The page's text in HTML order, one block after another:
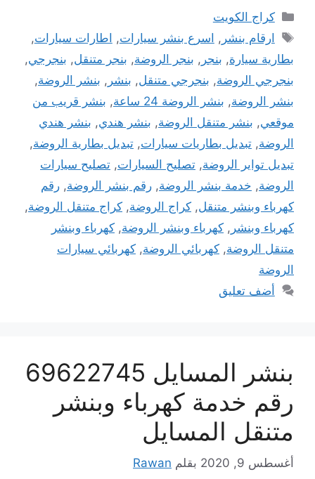
التصنيفات
كراج الكويت
الوسوم
ارقام بنشر , اسرع بنشر سيارات, اطارات سيارات,
بطارية سيارة, بنجر , بنجر الروضة, بنجر متنقل, بنجرجي,
بنجرجي الروضة, بنجرجي متنقل, بنشر , بنشر الروضة,
بنشر الروضة, بنشر الروضة 24 ساعة , بنشر قريب من
موقعي, بنشر متنقل الروضة, بنشر هندي, بنشر هندي
الروضة, تبديل بطاريات سيارات, تبديل بطارية الروضة,
تبديل تواير الروضة, تصليح السيارات, تصليح سيارات
الروضة, خدمة بنشر الروضة, رقم بنشر الروضة, رقم
كهرباء وبنشر متنقل, كراج الروضة, كراج متنقل الروضة,
كهرباء وبنشر , كهرباء وبنشر الروضة, كهرباء وبنشر
متنقل الروضة, كهربائي الروضة, كهربائي سيارات
الروضة
أضف تعليق
بنشر المسايل 69622745
رقم خدمة كهرباء وبنشر
متنقل المسايل
أغسطس 9, 2020 بقلم Rawan